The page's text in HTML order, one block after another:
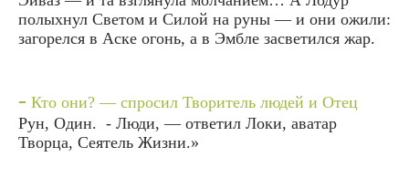
полыхнул Светом и Силой на руны — и они ожили:
загорелся в Аске огонь, а в Эмбле засветился жар.
- Кто они? — спросил Творитель людей и Отец
Рун, Один. - Люди, — ответил Локи, аватар
Творца, Сеятель Жизни.»